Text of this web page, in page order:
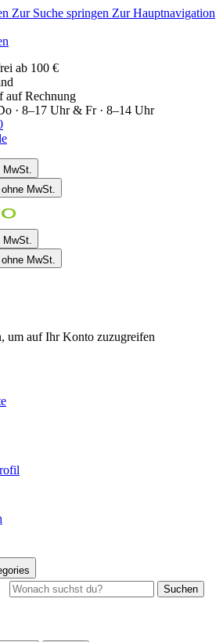
Zur Suche springen Zur Hauptnavigation
ab 100 €
auf Rechnung
· 8–17 Uhr & Fr · 8–14 Uhr
MwSt.
ohne MwSt.
MwSt.
ohne MwSt.
um auf Ihr Konto zuzugreifen
Suchen